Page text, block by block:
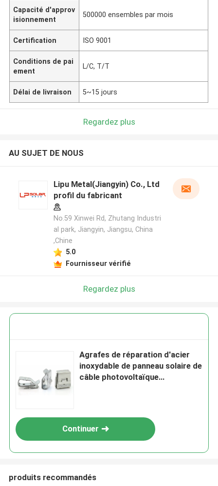
Capacité d'approv
isionnement
500000 ensembles par mois
Certification ISO 9001
Conditions de pai
ement
L/C, T/T
Délai de livraison 5~15 jours
Regardez plus
AU SUJET DE NOUS
Lipu Metal(Jiangyin) Co., Ltd
profil du fabricant
No.59 Xinwei Rd, Zhutang Industri
al park, Jiangyin, Jiangsu, China
,Chine
5.0
Fournisseur vérifié
Regardez plus
Agrafes de réparation d'acier
inoxydable de panneau solaire de
câble photovoltaïque
Continuer
produits recommandés